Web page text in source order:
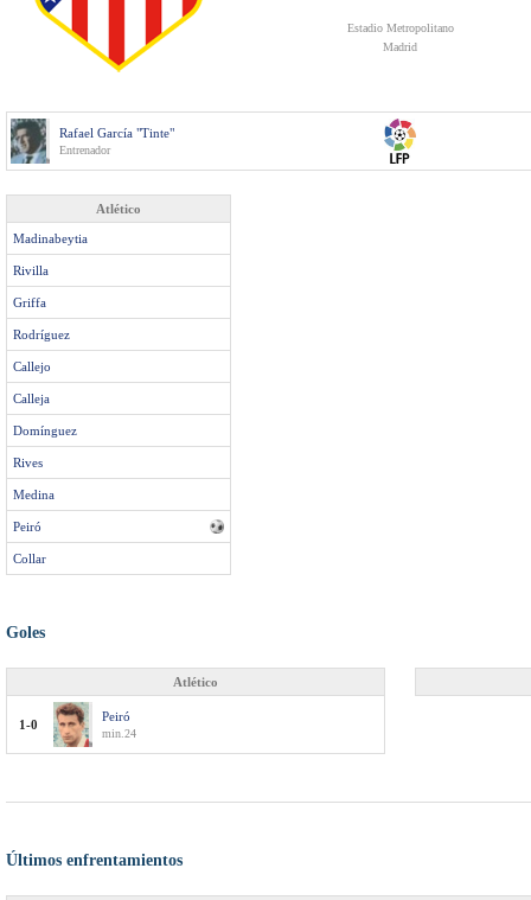
Estadio Metropolitano
Madrid
Rafael García "Tinte"
Entrenador
Atlético
Madinabeytia
Rivilla
Griffa
Rodríguez
Callejo
Calleja
Domínguez
Rives
Medina
Peiró
Collar
Goles
Atlético
1-0
Peiró
min.24
Últimos enfrentamientos